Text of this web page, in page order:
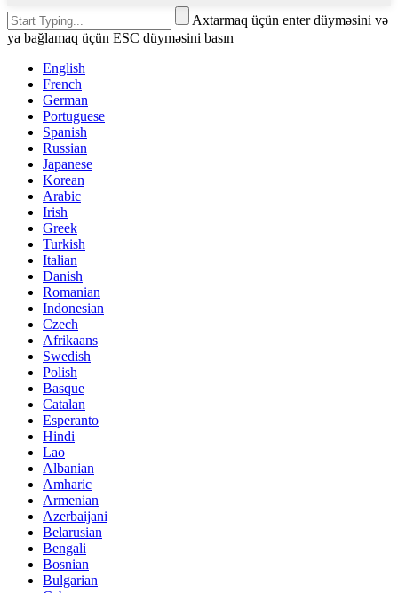
Axtarmaq üçün enter düyməsini və
ya bağlamaq üçün ESC düyməsini basın
English
French
German
Portuguese
Spanish
Russian
Japanese
Korean
Arabic
Irish
Greek
Turkish
Italian
Danish
Romanian
Indonesian
Czech
Afrikaans
Swedish
Polish
Basque
Catalan
Esperanto
Hindi
Lao
Albanian
Amharic
Armenian
Azerbaijani
Belarusian
Bengali
Bosnian
Bulgarian